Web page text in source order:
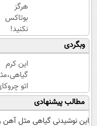
هرگز
بوتاکس
نکنید!
جوانساز
جلبک
پوست
شمارا
۱۰ سال
جوان
می کند
وبگردی
این کرم
اتو
میکنه!50%تخفیف
مطالب پیشنهادی
این نوشیدنی گیاهی مثل آهن